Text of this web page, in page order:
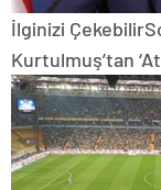
İlginizi Çekebilir
Kurtulmuş’tan